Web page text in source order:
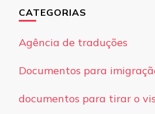
CATEGORIAS
Agência de traduções
Documentos para
documentos para tirar o